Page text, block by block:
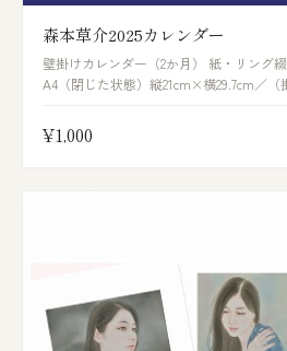
森本草介2025カレンダー
壁掛けカレンダー（2か月） 紙・リング
A4（閉じた状態）縦21cm×横29.7cm／（
¥1,000